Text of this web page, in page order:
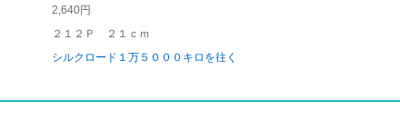
2,640円
２１２Ｐ ２１ｃｍ
シルクロード１万５０００キロを往く